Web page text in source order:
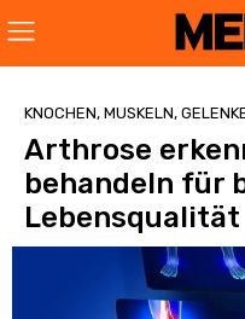
KNOCHEN, MUSKELN,
Arthrose
behandeln für
Lebensqualität